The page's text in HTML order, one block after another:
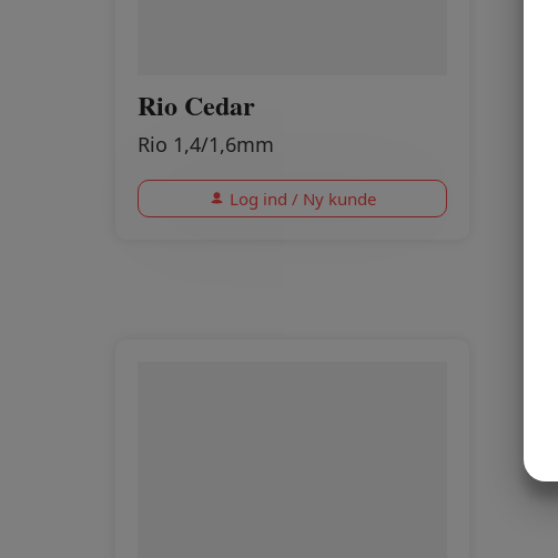
Rio Cedar
Rio 1,4/1,6mm
Log ind / Ny kunde